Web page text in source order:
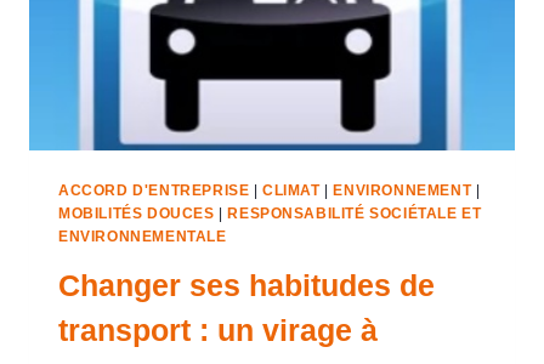
ACCORD D'ENTREPRISE |CLIMAT|ENVIRONNEMENT|
MOBILITÉS DOUCES |RESPONSABILITÉ SOCIÉTALE ET
ENVIRONNEMENTALE
Changer ses habitudes de
transport : un virage à